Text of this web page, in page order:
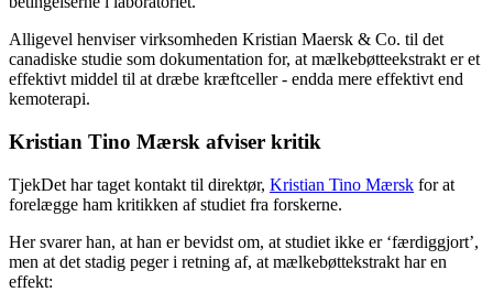
Alligevel henviser virksomheden Kristian Maersk & Co. til det
canadiske studie som dokumentation for, at mælkebøtteekstrakt er et
effektivt middel til at dræbe kræftceller - endda mere effektivt end
kemoterapi.
Kristian Tino Mærsk afviser kritik
TjekDet har taget kontakt til direktør, Kristian Tino Mærsk for at
forelægge ham kritikken af studiet fra forskerne.
Her svarer han, at han er bevidst om, at studiet ikke er ‘færdiggjort’,
men at det stadig peger i retning af, at mælkebøttekstrakt har en
effekt: